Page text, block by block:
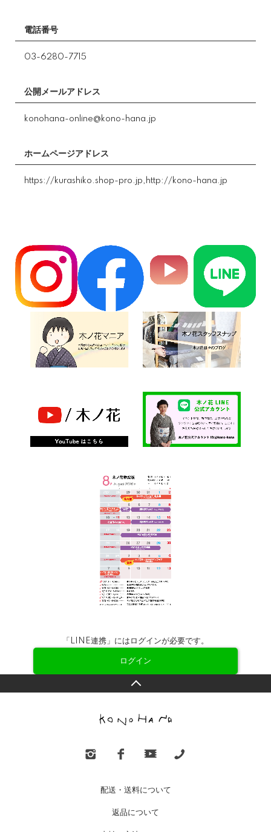
電話番号
03-6280-7715
公開メールアドレス
konohana-online@kono-hana.jp
ホームページアドレス
https://kurashiko.shop-pro.jp,http://kono-hana.jp
「LINE連携」にはログインが必要です。
ログイン
配送・送料について
返品について